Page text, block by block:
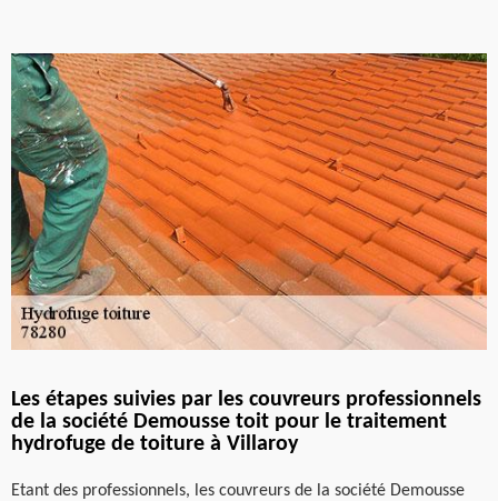
Les étapes suivies par les couvreurs professionnels
de la société Demousse toit pour le traitement
hydrofuge de toiture à Villaroy
Etant des professionnels, les couvreurs de la société Demousse